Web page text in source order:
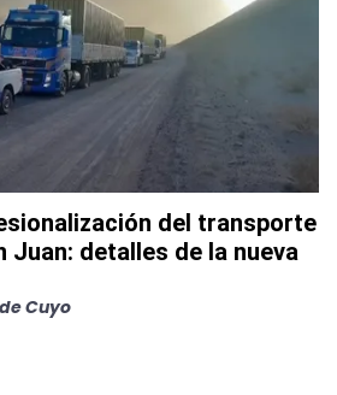
del transporte
Juan: detalles de la nueva
Cuyo